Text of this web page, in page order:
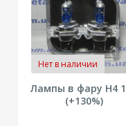
Нет в наличии
Лампы в фару H4
(+130%)